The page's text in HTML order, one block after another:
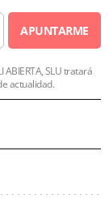
APUNTARME
ABIERTA, SLU tratará
actualidad.